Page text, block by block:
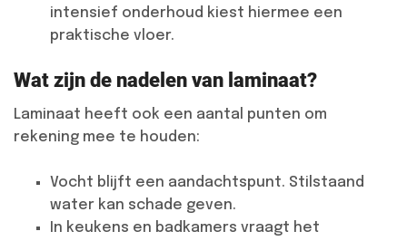
intensief onderhoud kiest hiermee een
praktische vloer.
Wat zijn de nadelen van laminaat?
Laminaat heeft ook een aantal punten om
rekening mee te houden:
Vocht blijft een aandachtspunt. Stilstaand
water kan schade geven.
In keukens en badkamers vraagt het